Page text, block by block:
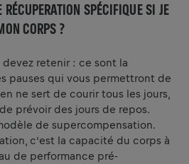
SPÉCIFIQUE SI JE
CORPS ?
retenir : ce sont la
pauses qui vous permettront de
ne sert de courir tous les jours,
prévoir des jours de repos.
de supercompensation.
c’est la capacité du corps à
de performance pré-